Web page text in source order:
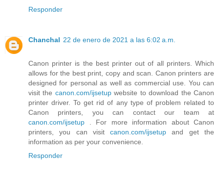
Responder
Chanchal 22 de enero de 2021 a las 6:02 a.m.
Canon printer is the best printer out of all printers. Which
allows for the best print, copy and scan. Canon printers are
designed for personal as well as commercial use. You can
visit the canon.com/ijsetupwebsite to download the Canon
printer driver. To get rid of any type of problem related to
Canon printers, you can contact our team at
canon.com/ijsetup . For more information about Canon
printers, you can visitcanon.com/ijsetup and get the
information as per your convenience.
Responder